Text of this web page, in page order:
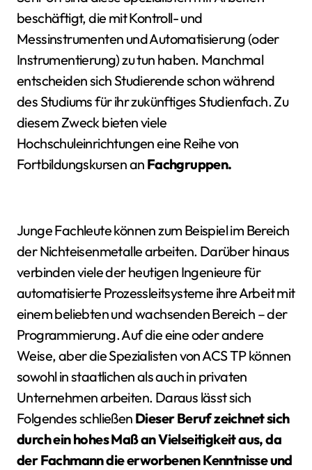
beschäftigt, die mit Kontroll- und
Messinstrumenten und Automatisierung (oder
Instrumentierung) zu tun haben. Manchmal
entscheiden sich Studierende schon während
des Studiums für ihr zukünftiges Studienfach. Zu
diesem Zweck bieten viele
Hochschuleinrichtungen eine Reihe von
Fortbildungskursen an Fachgruppen.
Junge Fachleute können zum Beispiel im Bereich
der Nichteisenmetalle arbeiten. Darüber hinaus
verbinden viele der heutigen Ingenieure für
automatisierte Prozessleitsysteme ihre Arbeit mit
einem beliebten und wachsenden Bereich – der
Programmierung. Auf die eine oder andere
Weise, aber die Spezialisten von ACS TP können
sowohl in staatlichen als auch in privaten
Unternehmen arbeiten. Daraus lässt sich
Folgendes schließen Dieser Beruf zeichnet sich
durch ein hohes Maß an Vielseitigkeit aus, da
der Fachmann die erworbenen Kenntnisse und